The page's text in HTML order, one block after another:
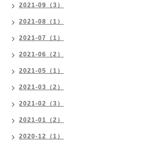
2021-09（3）
2021-08（1）
2021-07（1）
2021-06（2）
2021-05（1）
2021-03（2）
2021-02（3）
2021-01（2）
2020-12（1）